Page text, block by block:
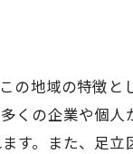
の地域の特徴と
くの企業や個人
す。また、足